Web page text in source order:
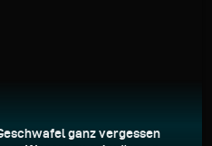
ganz vergessen